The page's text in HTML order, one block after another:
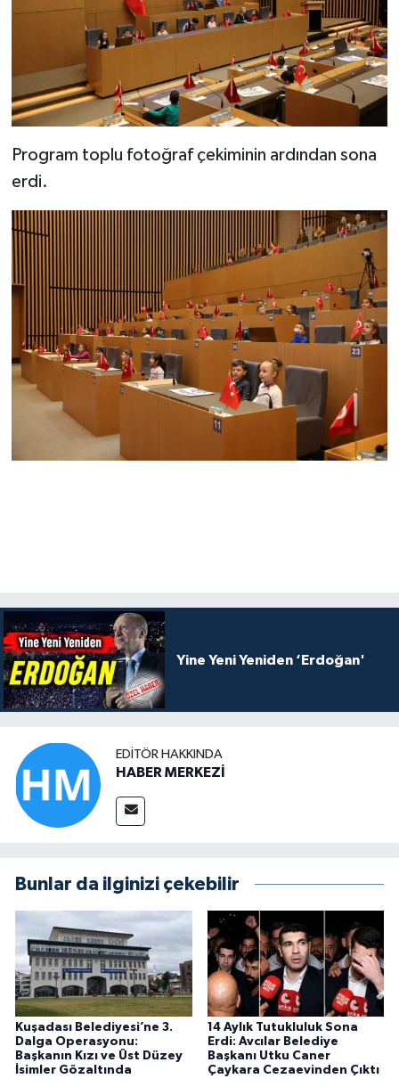
Program toplu fotoğraf çekiminin ardından sona
erdi.
Yine Yeni Yeniden ‘Erdoğan'
EDITÖR HAKKINDA
HABER MERKEZİ
Bunlar da ilginizi çekebilir
Kuşadası Belediyesi’ne 3.
Dalga Operasyonu:
Başkanın Kızı ve Üst Düzey
İsimler Gözaltında
14 Aylık Tutukluluk Sona
Erdi: Avcılar Belediye
Başkanı Utku Caner
Çaykara Cezaevinden Çıktı